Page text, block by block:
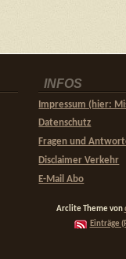
INFOS
Impressum (hier:
Datenschutz
Fragen und
Disclaimer Verkehr
E-Mail Abo
Arclite Theme von
Einträge